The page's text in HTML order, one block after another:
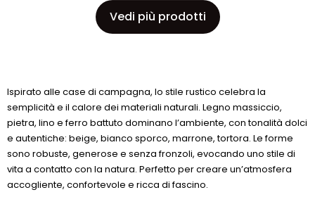
Vedi più prodotti
Ispirato alle case di campagna, lo stile rustico celebra la
semplicità e il calore dei materiali naturali. Legno massiccio,
pietra, lino e ferro battuto dominano l’ambiente, con tonalità dolci
e autentiche: beige, bianco sporco, marrone, tortora. Le forme
sono robuste, generose e senza fronzoli, evocando uno stile di
vita a contatto con la natura. Perfetto per creare un’atmosfera
accogliente, confortevole e ricca di fascino.